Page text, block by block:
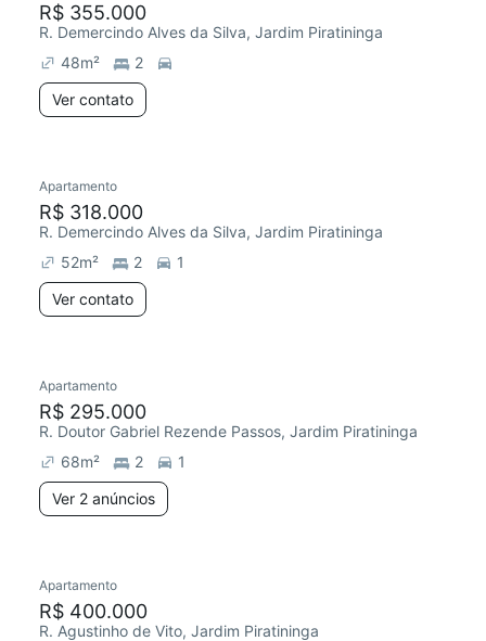
R$ 355.000
R. Demercindo Alves da Silva, Jardim Piratininga
48m²
2
Ver contato
Apartamento
R$ 318.000
R. Demercindo Alves da Silva, Jardim Piratininga
52m² 2
1
Ver contato
Apartamento
R$ 295.000
R. Doutor Gabriel Rezende Passos, Jardim Piratininga
68m² 2
1
Ver 2 anúncios
Apartamento
R$ 400.000
R. Agustinho de Vito, Jardim Piratininga